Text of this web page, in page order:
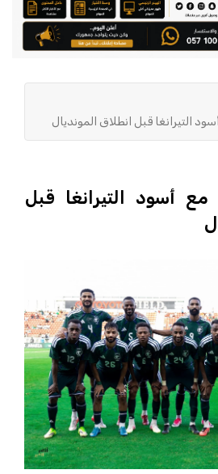
التيرانغا قبل انطلاق المونديال
مع أسود التيرانغا قبل